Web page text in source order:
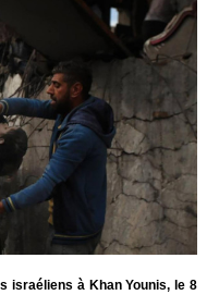
israéliens à Khan Younis, le 8